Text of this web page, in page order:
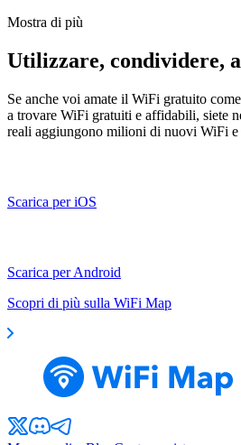
Mostra di più
Utilizzare, condividere,
Se anche voi amate il WiFi gratuito
a trovare WiFi gratuiti e affidabili, siete
reali aggiungono milioni di nuovi WiFi
Scarica per iOS
Scarica per Android
Scopri di più sulla WiFi Map